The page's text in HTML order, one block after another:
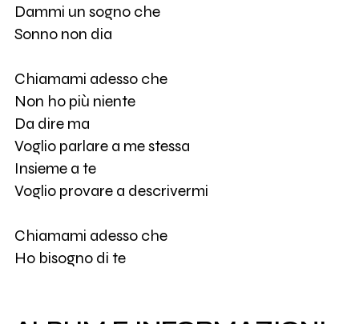
Dammi un sogno che
Sonno non dia
Chiamami adesso che
Non ho più niente
Da dire ma
Voglio parlare a me stessa
Insieme a te
Voglio provare a descrivermi
Chiamami adesso che
Ho bisogno di te